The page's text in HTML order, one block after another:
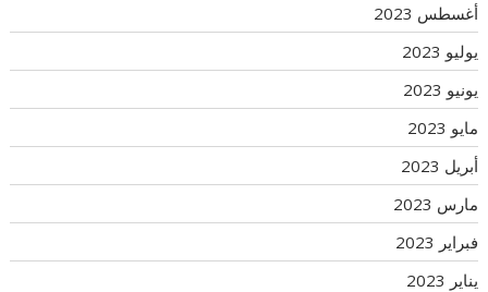
أغسطس 2023
يوليو 2023
يونيو 2023
مايو 2023
أبريل 2023
مارس 2023
فبراير 2023
يناير 2023